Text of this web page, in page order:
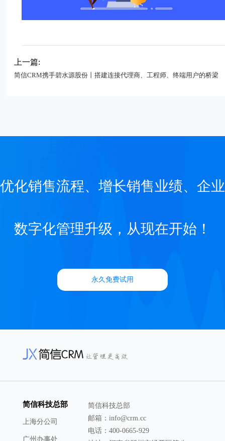
上一篇:
简信CRM携手碧水源股份丨搭建连接代理商、工程师、终端用户的桥梁 ​
优化销售流程、增长销售业绩、企业
数字化管理升级，从现在开始！
永久免费试用
简信科技总部
上海分公司
广州办事处
简信科技总部
邮箱：info@crm.cc
电话：400-0665-929